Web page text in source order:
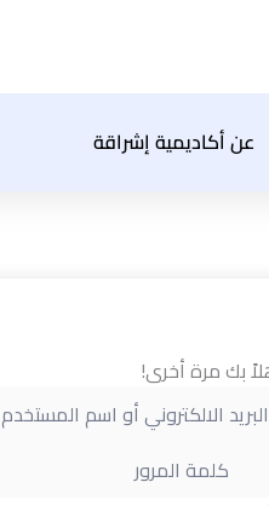
عن أكاديمية إشراقة
بك مرة أخرى!